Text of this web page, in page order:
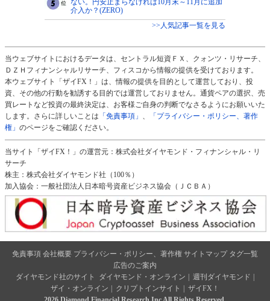
ない。円安止まらなければ10月末～11月に追加
介入か？(ZERO)
>>人気記事一覧を見る
当ウェブサイトにおけるデータは、セントラル短資ＦＸ、クォンツ・リサーチ、
ＤＺＨフィナンシャルリサーチ、フィスコから情報の提供を受けております。
本ウェブサイト「ザイFX！」は、情報の提供を目的として運営しており、投
資、その他の行動を勧誘する目的では運営しておりません。通貨ペアの選択、売
買レートなど投資の最終決定は、お客様ご自身の判断でなさるようにお願いいた
します。さらに詳しいことは 「免責事項」 、
「プライバシー・ポリシー、著作
権」 のページをご確認ください。
当サイト「ザイFX！」の運営元：株式会社ダイヤモンド・フィナンシャル・リ
サーチ
株主：株式会社ダイヤモンド社（100％）
加入協会：一般社団法人日本暗号資産ビジネス協会（ＪＣＢＡ）
免責事項 会社概要 プライバシー・ポリシー、著作権 サイトマップ タグ一覧
広告のご案内
ダイヤモンド社のサイト
ダイヤモンド・オンライン 週刊ダイヤモンド
ザイ・オンライン
クリプトインサイト
ザイFX！